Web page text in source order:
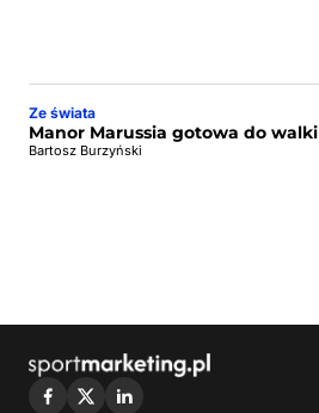
Ze świata
Manor Marussia gotowa do walki
Bartosz Burzyński